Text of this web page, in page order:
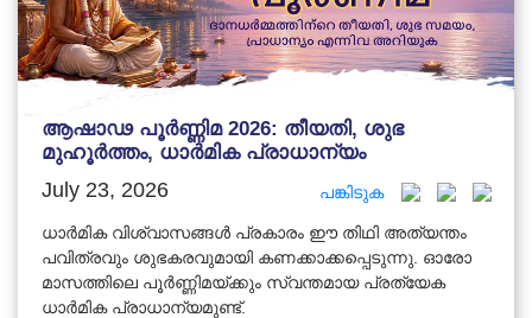
ആഷാഢ പൂർണ്ണിമ 2026: തീയതി, ശുഭ
മുഹൂർത്തം, ധാർമിക പ്രാധാന്യം
July 23, 2026 പങ്കിടുക
ധാർമിക വിശ്വാസങ്ങൾ പ്രകാരം ഈ തിഥി അത്യന്തം
പവിത്രവും ശുഭകരവുമായി കണക്കാക്കപ്പെടുന്നു. ഓരോ
മാസത്തിലെ പൂർണ്ണിമയ്ക്കും സ്വന്തമായ പ്രത്യേക
ധാർമിക പ്രാധാന്യമുണ്ട്.